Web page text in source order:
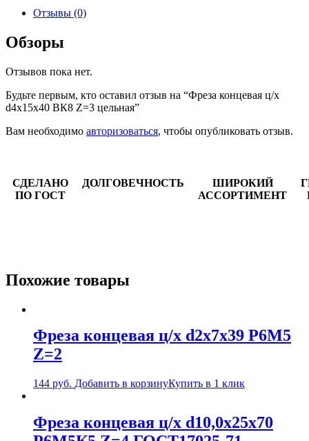
Отзывы (0)
Обзоры
Отзывов пока нет.
Будьте первым, кто оставил отзыв на “Фреза концевая ц/х
d4х15х40 ВК8 Z=3 цельная”
Вам необходимо авторизоваться, чтобы опубликовать отзыв.
СДЕЛАНО
ПО ГОСТ
ДОЛГОВЕЧНОСТЬ
ШИРОКИЙ
АССОРТИМЕНТ
Похожие товары
Фреза концевая ц/х d2х7х39 Р6М5
Z=2
144 руб. Добавить в корзинуКупить в 1 клик
Фреза концевая ц/х d10,0х25х70